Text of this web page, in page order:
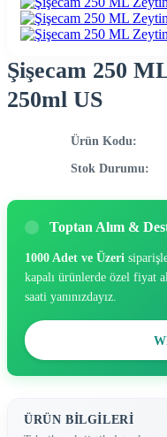
Şişecam 250
250ml US
Ürün Kodu:
Stok Durumu:
Toptan Alım &
1000 Adet ve Üzeri
kapalı ürünlerde özel fiyat
saati yanınızdayız.
ÜRÜN BILGILERI